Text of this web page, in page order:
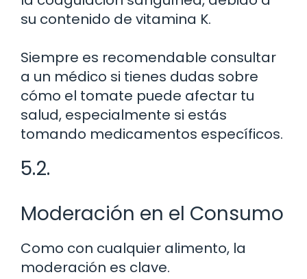
su contenido de vitamina K.
Siempre es recomendable consultar
a un médico si tienes dudas sobre
cómo el tomate puede afectar tu
salud, especialmente si estás
tomando medicamentos específicos.
5.2.
Moderación en el Consumo
Como con cualquier alimento, la
moderación es clave.